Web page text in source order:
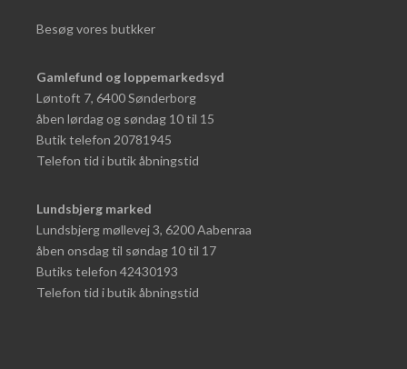
Besøg vores butkker
Gamlefund og loppemarkedsyd
Løntoft 7, 6400 Sønderborg
åben lørdag og søndag 10 til 15
Butik telefon 20781945
Telefon tid i butik åbningstid
Lundsbjerg marked
Lundsbjerg møllevej 3, 6200 Aabenraa
åben onsdag til søndag 10 til 17
Butiks telefon 42430193
Telefon tid i butik åbningstid